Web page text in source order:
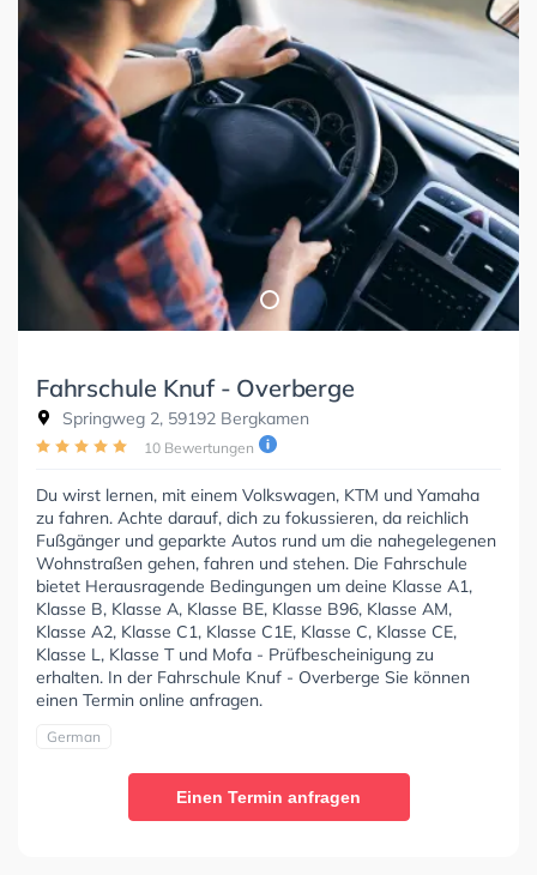
Fahrschule Knuf - Overberge
Springweg 2, 59192 Bergkamen
10 Bewertungen
Du wirst lernen, mit einem Volkswagen, KTM und Yamaha
zu fahren. Achte darauf, dich zu fokussieren, da reichlich
Fußgänger und geparkte Autos rund um die nahegelegenen
Wohnstraßen gehen, fahren und stehen. Die Fahrschule
bietet Herausragende Bedingungen um deine Klasse A1,
Klasse B, Klasse A, Klasse BE, Klasse B96, Klasse AM,
Klasse A2, Klasse C1, Klasse C1E, Klasse C, Klasse CE,
Klasse L, Klasse T und Mofa - Prüfbescheinigung zu
erhalten. In der Fahrschule Knuf - Overberge Sie können
einen Termin online anfragen.
German
Einen Termin anfragen